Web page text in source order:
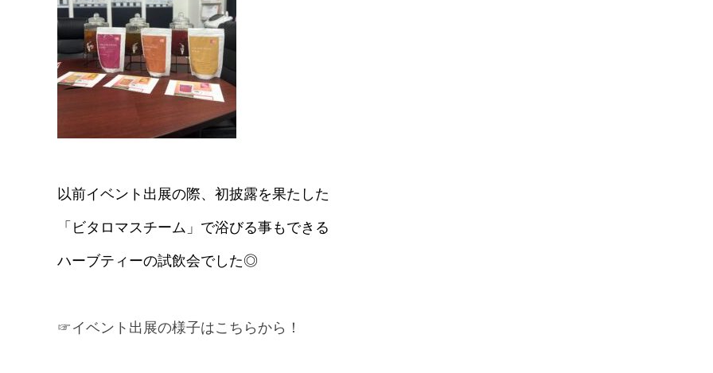
以前イベント出展の際、初披露を果たした
「ビタロマスチーム」で浴びる事もできる
ハーブティーの試飲会でした◎
☞イベント出展の様子はこちらから！